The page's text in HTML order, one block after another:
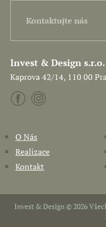
Kontaktujte nás
Invest & Design s.r.o.
Kaprova 42/14, 110 00
O Nás
Realizace
Kontakt
Invest & Design © 2026